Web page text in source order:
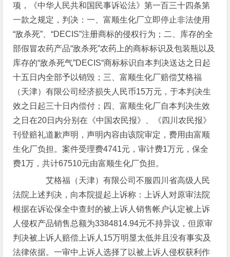
项，《中华人民共和国民事诉讼法》第一百三十四条第
一款之规定，判决：一、富顺生化厂立即停止非法使用
“敌杀死”、“DECIS”注册商标的侵权行为；二、库存的全
部假冒农药产品“敌杀死”农药上的商标标识及包装瓶以及
库存的“敌杀死气”DECIS“商标标识自本判决送达之日起
十五日内全部予以销毁；三、富顺生化厂赔偿艾格福
（天津）有限公司经济损失人民币15万元，于本判决生
效之日起三十日内偿付；四、富顺生化厂自本判决生效
之日在20日内分别在《中国农民报》、《四川农民报》
刊登赔礼道歉声明，声明内容由该院审定，费用由富顺
生化厂负担。案件受理费4741元，审计费1万元，保全
费1万，共计67510元由富顺生化厂负担。
艾格福（天津）有限公司不服四川省高级人民
法院上述判决，向本院提起上诉称：上诉人对原审法院
根据在诉讼保全中查封的被上诉人销售帐户认定被上诉
人侵权产品销售总额为3384814.94元不持异议，但原审
判决被上诉人赔偿上诉人15万明显太低并且没有事实及
法律依据。一审中上诉人选择了以被上诉人侵权获利作